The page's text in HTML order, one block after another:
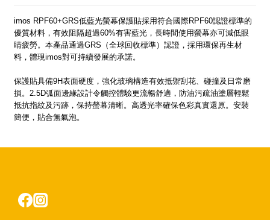
imos RPF60+GRS低藍光螢幕保護貼採用符合國際RPF60認證標準的
優質材料，有效阻隔超過60%有害藍光，長時間使用螢幕亦可減低眼
睛疲勞。本產品通過GRS（全球回收標準）認證，採用環保再生材
料，體現imos對可持續發展的承諾。
保護貼具備9H表面硬度，強化玻璃構造有效抵禦刮花、碰撞及日常磨
損。2.5D弧面邊緣設計令觸控體驗更流暢舒適，防油污疏油塗層輕鬆
抵抗指紋及污跡，保持螢幕清晰。高透光率確保色彩真實還原。安裝
簡便，貼合無氣泡。